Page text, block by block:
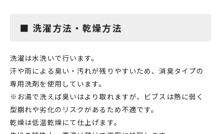
■ 洗濯方法・乾燥方法
洗濯は水洗いで行います。
汗や雨による臭い・汚れが残りやすいため、消臭タイプの
専用洗剤を使用しています。
※お湯で洗えば臭いはより取れますが、 ビブスは熱に弱く
型崩れや劣化のリスクがあるため不適です。
乾燥は低温乾燥にて仕上げます。